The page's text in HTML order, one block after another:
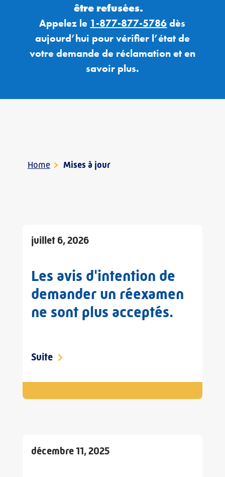
être refusées.
Appelez le 1-877-877-5786 dès
aujourd’hui pour vérifier l’état de
votredemande de réclamation eten
savoir plus.
Home > Mises à jour
juillet 6, 2026
Les avis d'intention de
demander un réexamen
ne sont plus acceptés.
Suite
décembre 11, 2025